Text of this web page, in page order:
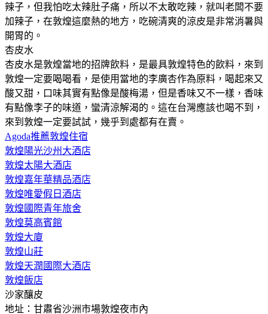
辣子，但我怕吃太辣肚子痛，所以不太敢吃辣，就叫老闆不要
加辣子，在敦煌這麼熱的地方，吃碗清爽的涼皮是非常消暑與
開胃的。
杏皮水
杏皮水是敦煌當地的招牌飲料，是最具敦煌特色的飲料，來到
敦煌一定要喝喝看，是使用當地的李廣杏作為原料，喝起來又
酸又甜，口味其實有點像是酸梅湯，但是香味又不一樣，香味
有點像李子的味道，蠻清涼解渴的。這在台灣應該也喝不到，
來到敦煌一定要試試，幾乎到處都有在賣。
Agoda推薦敦煌住宿
敦煌陽光沙州大酒店
敦煌太陽大酒店
敦煌嘉年華精品酒店
敦煌唯愛假日酒店
敦煌國際青年旅舍
敦煌莫高賓館
敦煌大廈
敦煌山莊
敦煌天潤國際大酒店
敦煌飯店
沙家釀皮
地址：甘肅省沙洲市場敦煌夜市內